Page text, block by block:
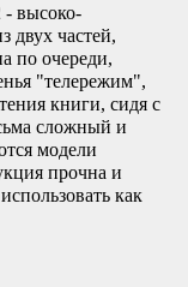
высоко-
двух частей,
по очереди,
"телережим",
книги, сидя с
сложный и
модели
прочна и
как